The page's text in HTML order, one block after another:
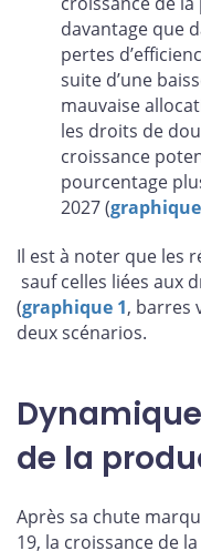
davantage que
pertes
suite d’une
mauvaise
les droits de
croissance
pourcentage
2027 (
Il est à noter que les
sauf celles liées aux
(graphique 1, barres
deux scénarios.
de la
Après sa chute
19, la croissance de